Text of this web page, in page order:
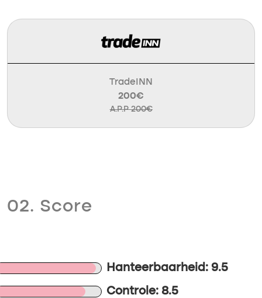
TradeINN
200€
A.P.P 200€
02. Score
Hanteerbaarheid: 9.5
Controle: 8.5